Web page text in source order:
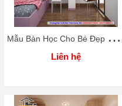
M
ẫu Bàn Học Cho Bé Đẹp Rẻ Home 3D
Liên hệ